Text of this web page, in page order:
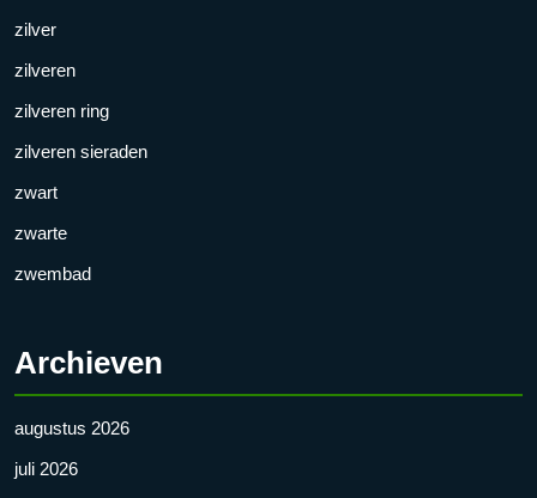
zilver
zilveren
zilveren ring
zilveren sieraden
zwart
zwarte
zwembad
Archieven
augustus 2026
juli 2026